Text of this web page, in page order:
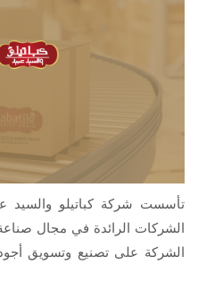
الشركات الرائدة في مجال صناعة
الشركة على تصنيع وتسويق